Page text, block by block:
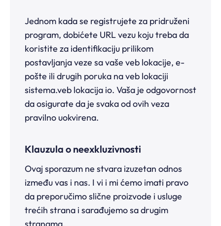
Jednom kada se registrujete za pridruženi
program, dobićete URL vezu koju treba da
koristite za identifikaciju prilikom
postavljanja veze sa vaše veb lokacije, e-
pošte ili drugih poruka na veb lokaciji
sistema.veb lokacija io. Vaša je odgovornost
da osigurate da je svaka od ovih veza
pravilno uokvirena.
Klauzula o neexkluzivnosti
Ovaj sporazum ne stvara izuzetan odnos
između vas i nas. I vi i mi ćemo imati pravo
da preporučimo slične proizvode i usluge
trećih strana i sarađujemo sa drugim